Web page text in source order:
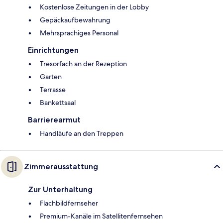
Kostenlose Zeitungen in der Lobby
Gepäckaufbewahrung
Mehrsprachiges Personal
Einrichtungen
Tresorfach an der Rezeption
Garten
Terrasse
Bankettsaal
Barrierearmut
Handläufe an den Treppen
Zimmerausstattung
Zur Unterhaltung
Flachbildfernseher
Premium-Kanäle im Satellitenfernsehen